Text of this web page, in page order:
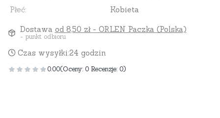
Płeć:
Kobieta
Dostawa od 8,50 zł - ORLEN Paczka (Polska)
- punkt odbioru
Czas wysyłki:24 godzin
0.00(Oceny: 0 Recenzje: 0)